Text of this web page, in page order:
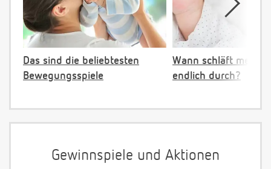
Das sind die beliebtesten
Bewegungsspiele
Wann schläft mein
endlich durch?
Gewinnspiele und Aktionen